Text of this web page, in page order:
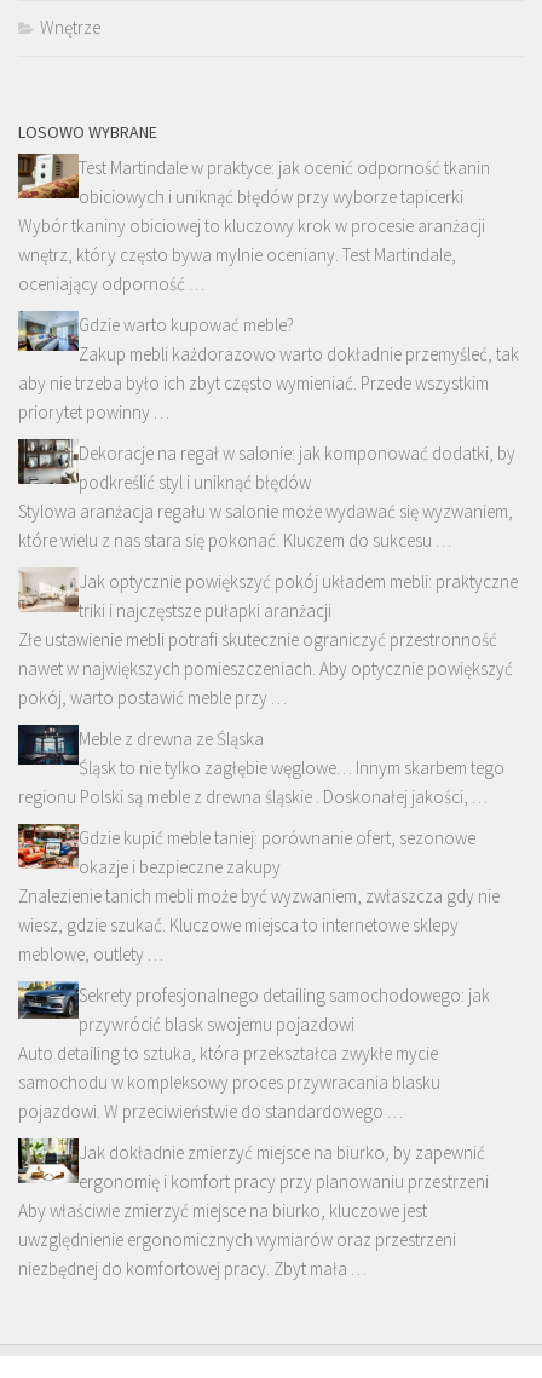
Wnętrze
LOSOWO WYBRANE
Test Martindale w praktyce: jak ocenić odporność tkanin
obiciowych i uniknąć błędów przy wyborze tapicerki
Wybór tkaniny obiciowej to kluczowy krok w procesie aranżacji
wnętrz, który często bywa mylnie oceniany. Test Martindale,
oceniający odporność …
Gdzie warto kupować meble?
Zakup mebli każdorazowo warto dokładnie przemyśleć, tak
aby nie trzeba było ich zbyt często wymieniać. Przede wszystkim
priorytet powinny …
Dekoracje na regał w salonie: jak komponować dodatki, by
podkreślić styl i uniknąć błędów
Stylowa aranżacja regału w salonie może wydawać się wyzwaniem,
które wielu z nas stara się pokonać. Kluczem do sukcesu …
Jak optycznie powiększyć pokój układem mebli: praktyczne
triki i najczęstsze pułapki aranżacji
Złe ustawienie mebli potrafi skutecznie ograniczyć przestronność
nawet w największych pomieszczeniach. Aby optycznie powiększyć
pokój, warto postawić meble przy …
Meble z drewna ze Śląska
Śląsk to nie tylko zagłębie węglowe… Innym skarbem tego
regionu Polski są meble z drewna śląskie . Doskonałej jakości, …
Gdzie kupić meble taniej: porównanie ofert, sezonowe
okazje i bezpieczne zakupy
Znalezienie tanich mebli może być wyzwaniem, zwłaszcza gdy nie
wiesz, gdzie szukać. Kluczowe miejsca to internetowe sklepy
meblowe, outlety …
Sekrety profesjonalnego detailing samochodowego: jak
przywrócić blask swojemu pojazdowi
Auto detailing to sztuka, która przekształca zwykłe mycie
samochodu w kompleksowy proces przywracania blasku
pojazdowi. W przeciwieństwie do standardowego …
Jak dokładnie zmierzyć miejsce na biurko, by zapewnić
ergonomię i komfort pracy przy planowaniu przestrzeni
Aby właściwie zmierzyć miejsce na biurko, kluczowe jest
uwzględnienie ergonomicznych wymiarów oraz przestrzeni
niezbędnej do komfortowej pracy. Zbyt mała …